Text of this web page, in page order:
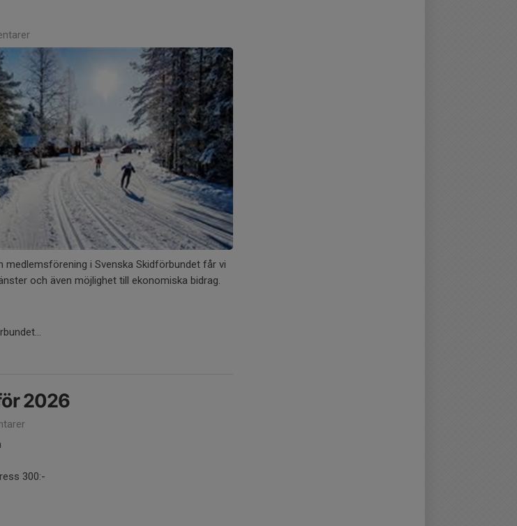
medlemsförening i Svenska Skidförbundet får vi
och även möjlighet till ekonomiska bidrag.
2026
300:-